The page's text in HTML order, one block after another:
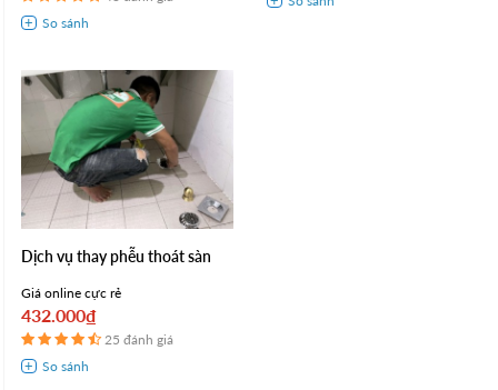
Dịch vụ thay phễu thoát sàn
Giá online cực rẻ
432.000₫
25 đánh giá